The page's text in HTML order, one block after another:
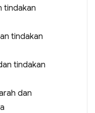
tindakan
tindakan
tindakan
dan